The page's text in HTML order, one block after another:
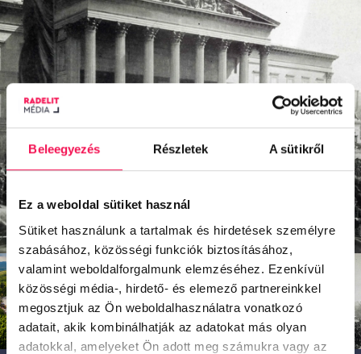
Beleegyezés Részletek A sütikről
Ez a weboldal sütiket használ
Sütiket használunk a tartalmak és hirdetések személyre
szabásához, közösségi funkciók biztosításához,
valamint weboldalforgalmunk elemzéséhez. Ezenkívül
közösségi média-, hirdető- és elemező partnereinkkel
megosztjuk az Ön weboldalhasználatra vonatkozó
adatait, akik kombinálhatják az adatokat más olyan
adatokkal, amelyeket Ön adott meg számukra vagy az